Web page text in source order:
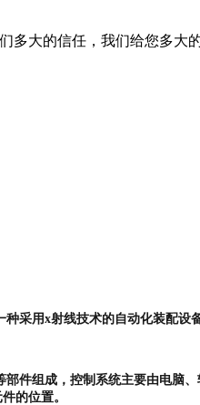
多大的信任，我们给您多大
采用x射线技术的自动化装配
部件组成，控制系统主要由电脑
的位置。